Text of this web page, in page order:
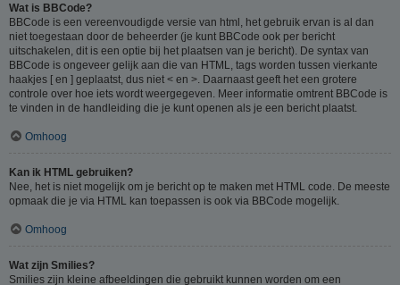
Wat is BBCode?
BBCode is een vereenvoudigde versie van html, het gebruik ervan is al dan
niet toegestaan door de beheerder (je kunt BBCode ook per bericht
uitschakelen, dit is een optie bij het plaatsen van je bericht). De syntax van
BBCode is ongeveer gelijk aan die van HTML, tags worden tussen vierkante
haakjes [ en ] geplaatst, dus niet < en >. Daarnaast geeft het een grotere
controle over hoe iets wordt weergegeven. Meer informatie omtrent BBCode is
te vinden in de handleiding die je kunt openen als je een bericht plaatst.
Omhoog
Kan ik HTML gebruiken?
Nee, het is niet mogelijk om je bericht op te maken met HTML code. De meeste
opmaak die je via HTML kan toepassen is ook via BBCode mogelijk.
Omhoog
Wat zijn Smilies?
Smilies zijn kleine afbeeldingen die gebruikt kunnen worden om een